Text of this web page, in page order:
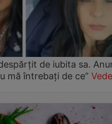
de iubita sa.
mă întrebați de ce”